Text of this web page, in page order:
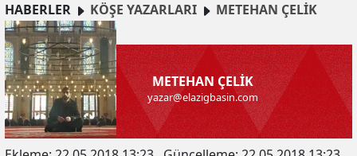
HABERLER
KÖŞE YAZARLARI METEHAN ÇELIK
METEHAN ÇELIK
yazar@elazigbasin.com